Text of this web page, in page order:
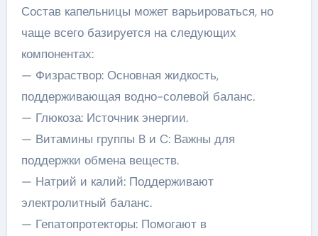
Состав капельницы может варьироваться, но
чаще всего базируется на следующих
компонентах:
— Физраствор: Основная жидкость,
поддерживающая водно-солевой баланс.
— Глюкоза: Источник энергии.
— Витамины группы B и C: Важны для
поддержки обмена веществ.
— Натрий и калий: Поддерживают
электролитный баланс.
— Гепатопротекторы: Помогают в